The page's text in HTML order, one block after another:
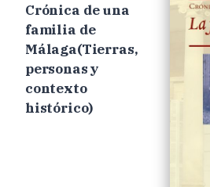
Crónica de una
familia de
Málaga(Tierras,
personas y
contexto
histórico)